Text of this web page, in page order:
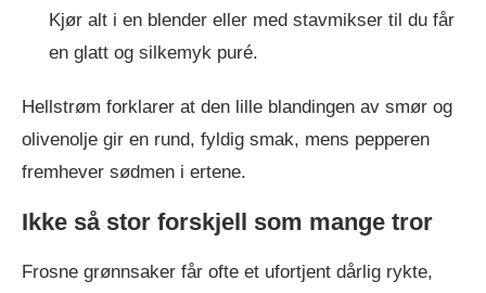
Kjør alt i en blender eller med stavmikser til du får
en glatt og silkemyk puré.
Hellstrøm forklarer at den lille blandingen av smør og
olivenolje gir en rund, fyldig smak, mens pepperen
fremhever sødmen i ertene.
Ikke så stor forskjell som mange tror
Frosne grønnsaker får ofte et ufortjent dårlig rykte,